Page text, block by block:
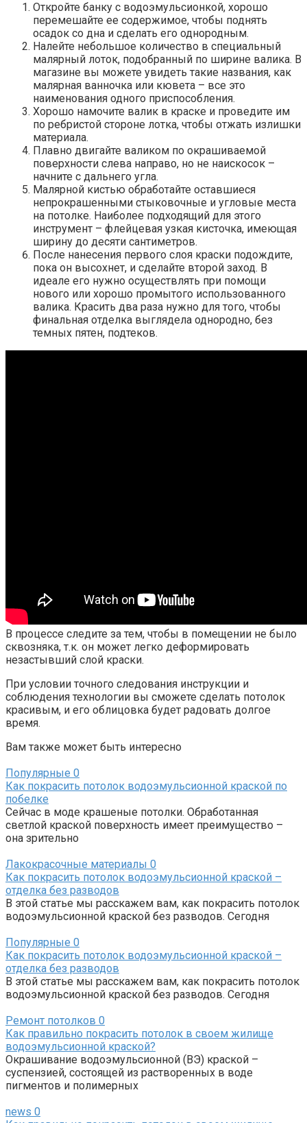
Откройте банку с водоэмульсионкой, хорошо
перемешайте ее содержимое, чтобы поднять
осадок со дна и сделать его однородным.
Налейте небольшое количество в специальный
малярный лоток, подобранный по ширине валика. В
магазине вы можете увидеть такие названия, как
малярная ванночка или кювета – все это
наименования одного приспособления.
Хорошо намочите валик в краске и проведите им
по ребристой стороне лотка, чтобы отжать излишки
материала.
Плавно двигайте валиком по окрашиваемой
поверхности слева направо, но не наискосок –
начните с дальнего угла.
Малярной кистью обработайте оставшиеся
непрокрашенными стыковочные и угловые места
на потолке. Наиболее подходящий для этого
инструмент – флейцевая узкая кисточка, имеющая
ширину до десяти сантиметров.
После нанесения первого слоя краски подождите,
пока он высохнет, и сделайте второй заход. В
идеале его нужно осуществлять при помощи
нового или хорошо промытого использованного
валика. Красить два раза нужно для того, чтобы
финальная отделка выглядела однородно, без
темных пятен, подтеков.
В процессе следите за тем, чтобы в помещении не было
сквозняка, т.к. он может легко деформировать
незастывший слой краски.
При условии точного следования инструкции и
соблюдения технологии вы сможете сделать потолок
красивым, и его облицовка будет радовать долгое
время.
Вам также может быть интересно
Популярные 0
Как покрасить потолок водоэмульсионной краской по
побелке
Сейчас в моде крашеные потолки. Обработанная
светлой краской поверхность имеет преимущество –
она зрительно
Лакокрасочные материалы 0
Как покрасить потолок водоэмульсионной краской –
отделка без разводов
В этой статье мы расскажем вам, как покрасить потолок
водоэмульсионной краской без разводов. Сегодня
Популярные 0
Как покрасить потолок водоэмульсионной краской –
отделка без разводов
В этой статье мы расскажем вам, как покрасить потолок
водоэмульсионной краской без разводов. Сегодня
Ремонт потолков 0
Как правильно покрасить потолок в своем жилище
водоэмульсионной краской?
Окрашивание водоэмульсионной (ВЭ) краской –
суспензией, состоящей из растворенных в воде
пигментов и полимерных
news 0